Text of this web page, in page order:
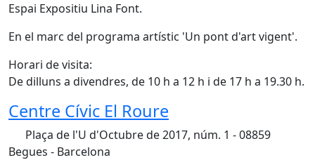
Espai Expositiu Lina Font.
En el marc del programa artístic 'Un pont d'art vigent'.
Horari de visita:
De dilluns a divendres, de 10 h a 12 h i de 17 h a 19.30 h.
Centre Cívic El Roure
Plaça de l'U d'Octubre de 2017, núm. 1 - 08859
Begues - Barcelona